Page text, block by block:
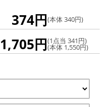
374円(本体 340円)
1,705円(1点当 341円)
(本体 1,550円)